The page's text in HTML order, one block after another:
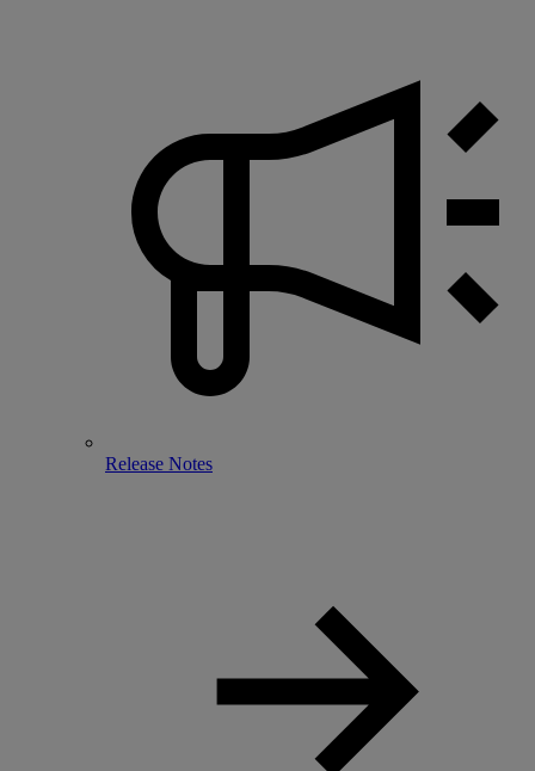
Release Notes